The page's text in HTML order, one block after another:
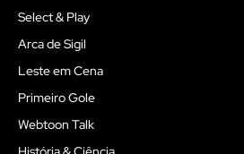
Select & Play
Arca de Sigil
Leste em Cena
Primeiro Gole
Webtoon Talk